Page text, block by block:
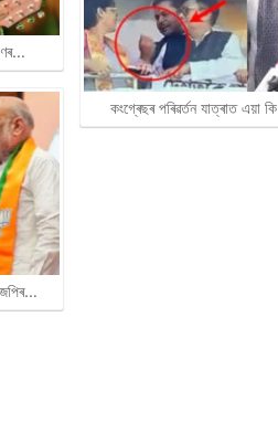
কংগ্ৰেছৰ পৰিৱৰ্তন যাত্ৰাত